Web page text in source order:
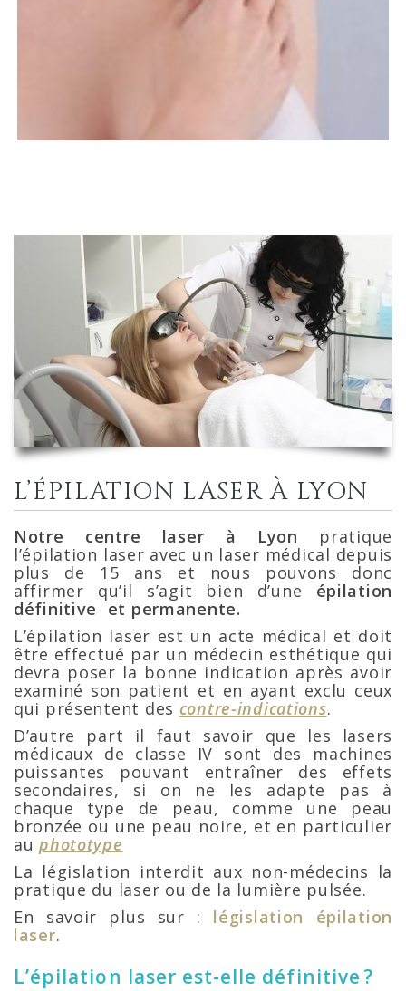
L’ÉPILATION LASER À LYON
Notre centre laser à Lyon pratique
l’épilation laser avec un laser médical depuis
plus de 15 ans et nous pouvons donc
affirmer qu’il s’agit bien d’une épilation
définitive et permanente.
L’épilation laser est un acte médical et doit
être effectué par un médecin esthétique qui
devra poser la bonne indication après avoir
examiné son patient et en ayant exclu ceux
qui présentent des contre-indications.
D’autre part il faut savoir que les lasers
médicaux de classe IV sont des machines
puissantes pouvant entraîner des effets
secondaires, si on ne les adapte pas à
chaque type de peau, comme une peau
bronzée ou une peau noire, et en particulier
auphototype
La législation interdit aux non-médecins la
pratique du laser ou de la lumière pulsée.
En savoir plus sur : législation épilation
laser.
L’épilation laser est-elle définitive ?